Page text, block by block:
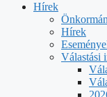
Hírek
Hírek
Válastási